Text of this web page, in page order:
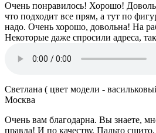
Очень понравилось! Хорошо!
что подходит все прям, а тут по
надо. Очень хорошо, довольна! На
Некоторые даже спросили адреса,
Светлана ( цвет модели -
Москва
Очень вам благодарна. Вы знаете,
правда! И по качеству. Пальто